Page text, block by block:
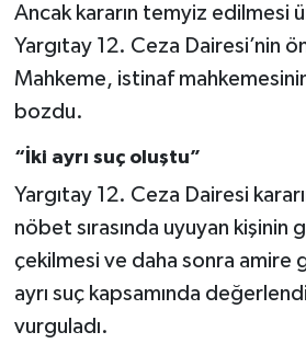
Ancak kararın temyiz edilmesi
Yargıtay 12. Ceza Dairesi’nin
Mahkeme, istinaf
bozdu.
“İki ayrı suç oluştu”
Yargıtay 12. Ceza Dairesi
nöbet sırasında uyuyan kişinin
çekilmesi ve daha sonra amire
ayrı suç kapsamında
vurguladı.